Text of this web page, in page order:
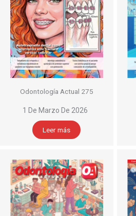
Odontología Actual 275
1 De Marzo De 2026
Leer más